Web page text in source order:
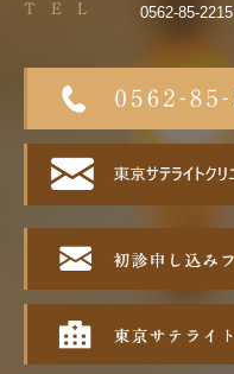
T E L 0562-85-2215